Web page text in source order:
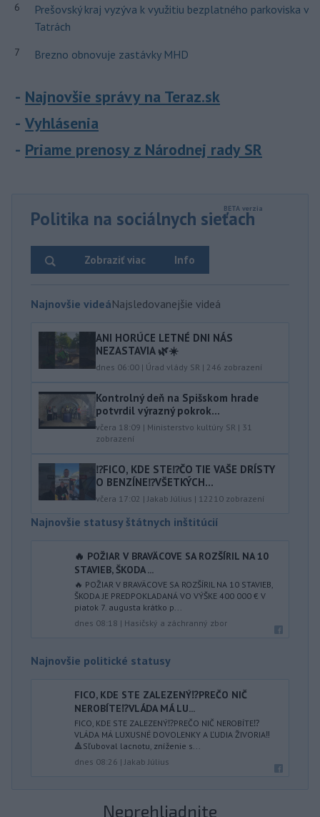
6
Prešovský kraj vyzýva k využitiu bezplatného parkoviska v
Tatrách
7 Brezno obnovuje zastávky MHD
Najnovšie správy na Teraz.sk
Vyhlásenia
Priame prenosy z Národnej rady SR
Politika na sociálnych sieťach
Info
Zobraziť viac
Najnovšie videáNajsledovanejšie videá
ANI HORÚCE LETNÉ DNI NÁS
NEZASTAVIA 🌿☀️
dnes 06:00 | Úrad vlády SR | 246 zobrazení
Kontrolný deň na Spišskom hrade
potvrdil výrazný pokrok...
včera 18:09 | Ministerstvo kultúry SR | 31
zobrazení
⁉️FICO, KDE STE⁉️ČO TIE VAŠE DRÍSTY
O BENZÍNE⁉️VŠETKÝCH...
včera 17:02 |Jakab Július | 12210 zobrazení
Najnovšie statusy štátnych inštitúcií
🔥 POŽIAR V BRAVÄCOVE SA ROZŠÍRIL NA 10
STAVIEB, ŠKODA ...
🔥 POŽIAR V BRAVÄCOVE SA ROZŠÍRIL NA 10 STAVIEB,
ŠKODA JE PREDPOKLADANÁ VO VÝŠKE 400 000 € V
piatok 7. augusta krátko p...
dnes 08:18 | Hasičský a záchranný zbor
Najnovšie politické statusy
FICO, KDE STE ZALEZENÝ⁉️PREČO NIČ
NEROBÍTE⁉️VLÁDA MÁ LU...
FICO, KDE STE ZALEZENÝ⁉️PREČO NIČ NEROBÍTE⁉️
VLÁDA MÁ LUXUSNÉ DOVOLENKY A ĽUDIA ŽIVORIA‼️
🔺Sľuboval lacnotu, zníženie s...
dnes 08:26 |Jakab Július
Neprehliadnite